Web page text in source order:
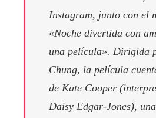
Instagram, junto con el
«Noche divertida con
una película». Dirigida
Chung, la película
de Kate Cooper
Daisy Edgar-Jones),